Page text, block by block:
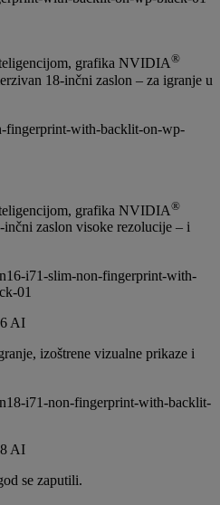
grafika NVIDIA®
18-inčni zaslon – za igranje u
grafika NVIDIA®
zaslon visoke rezolucije – i
AI
izoštrene vizualne prikaze i
AI
se zaputili.